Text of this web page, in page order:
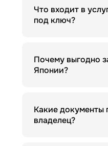
Что входит в
под ключ?
Почему выгодно
Японии?
Какие документы
владелец?